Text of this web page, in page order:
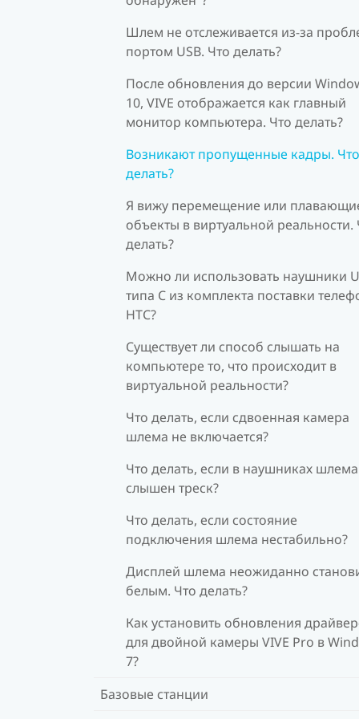
Шлем не отслеживается из-за
портом USB. Что делать?
После обновления до версии
10, VIVE отображается как главный
монитор компьютера. Что делать?
Возникают пропущенные кадры. Что
делать?
Я вижу перемещение или
объекты в виртуальной реальности.
делать?
Можно ли использовать наушники
типа C из комплекта поставки
HTC?
Существует ли способ слышать на
компьютере то, что происходит в
виртуальной реальности?
Что делать, если сдвоенная камера
шлема не включается?
Что делать, если в наушниках шлема
слышен треск?
Что делать, если состояние
подключения шлема нестабильно?
Дисплей шлема неожиданно
белым. Что делать?
Как установить обновления
для двойной камеры VIVE Pro в
7?
Базовые станции